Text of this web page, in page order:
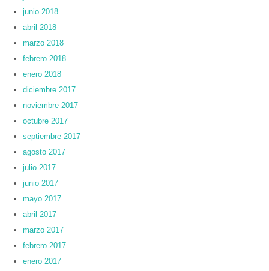
junio 2018
abril 2018
marzo 2018
febrero 2018
enero 2018
diciembre 2017
noviembre 2017
octubre 2017
septiembre 2017
agosto 2017
julio 2017
junio 2017
mayo 2017
abril 2017
marzo 2017
febrero 2017
enero 2017